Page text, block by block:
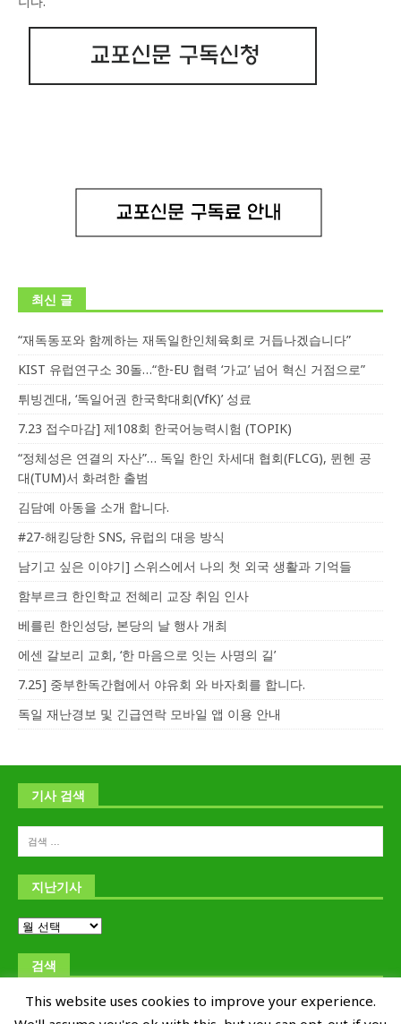
최신 글
“재독동포와 함께하는 재독일한인체육회로 거듭나겠습니다”
KIST 유럽연구소 30돌…“한-EU 협력 ‘가교’ 넘어 혁신 거점으로”
튀빙겐대, ‘독일어권 한국학대회(VfK)’ 성료
7.23 접수마감] 제108회 한국어능력시험 (TOPIK)
“정체성은 연결의 자산”… 독일 한인 차세대 협회(FLCG), 뮌헨 공
대(TUM)서 화려한 출범
김담예 아동을 소개 합니다.
#27-해킹당한 SNS, 유럽의 대응 방식
남기고 싶은 이야기] 스위스에서 나의 첫 외국 생활과 기억들
함부르크 한인학교 전혜리 교장 취임 인사
베를린 한인성당, 본당의 날 행사 개최
에센 갈보리 교회, ‘한 마음으로 잇는 사명의 길’
7.25] 중부한독간협에서 야유회 와 바자회를 합니다.
독일 재난경보 및 긴급연락 모바일 앱 이용 안내
기사 검색
지난기사
검색
This website uses cookies to improve your experience.